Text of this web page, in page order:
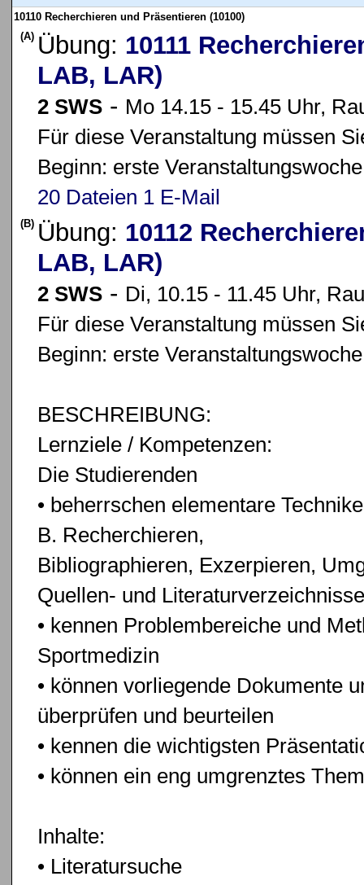
10110 Recherchieren und Präsentieren (10100)
(A) Übung: 10111
LAB, LAR)
2 SWS - Mo 14.15 - 15.45 Uhr,
Für diese Veranstaltung müssen
Beginn: erste Veranstaltungswoche
20 Dateien 1 E-Mail
(B) Übung: 10112
LAB, LAR)
2 SWS - Di, 10.15 - 11.45 Uhr,
Für diese Veranstaltung müssen
Beginn: erste Veranstaltungswoche
BESCHREIBUNG:
Lernziele / Kompetenzen:
Die Studierenden
• beherrschen elementare
B. Recherchieren,
Bibliographieren, Exzerpieren,
Quellen- und
• kennen Problembereiche und
Sportmedizin
• können vorliegende Dokumente
überprüfen und beurteilen
• kennen die wichtigsten
• können ein eng umgrenztes
Inhalte:
• Literatursuche